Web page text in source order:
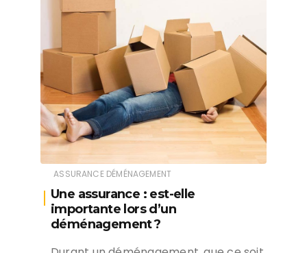
ASSURANCE DÉMÉNAGEMENT
Une assurance : est-elle
importante lors d’un
déménagement ?